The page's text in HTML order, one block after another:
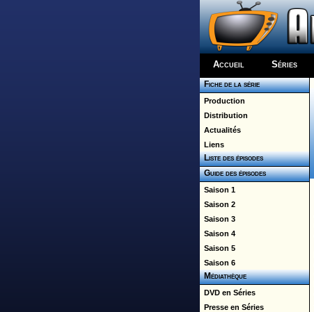
Accueil Séries
Fiche de la série
Production
Distribution
Actualités
Liens
Liste des épisodes
Guide des épisodes
Saison 1
Saison 2
Saison 3
Saison 4
Saison 5
Saison 6
Médiathèque
DVD en Séries
Presse en Séries